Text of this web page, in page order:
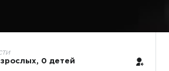
0 детей